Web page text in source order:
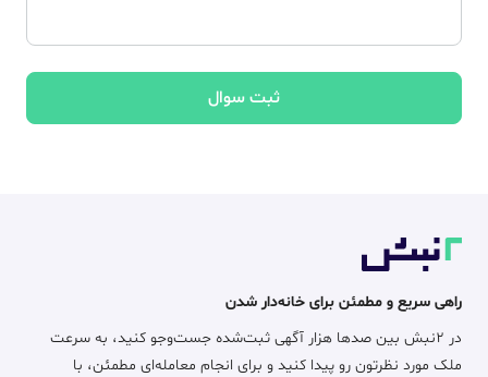
ثبت سوال
راهی سریع و مطمئن برای خانه‌دار شدن
در ۲نبش بین صدها هزار آگهی ثبت‌شده جست‌وجو کنید، به سرعت
ملک مورد نظرتون رو پیدا کنید و برای انجام معامله‌ای مطمئن، با